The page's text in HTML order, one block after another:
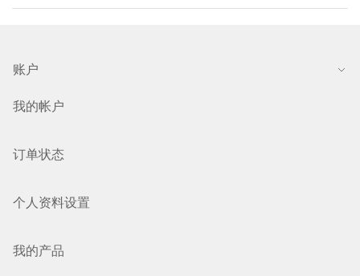
账户
我的帐户
订单状态
个人资料设置
我的产品